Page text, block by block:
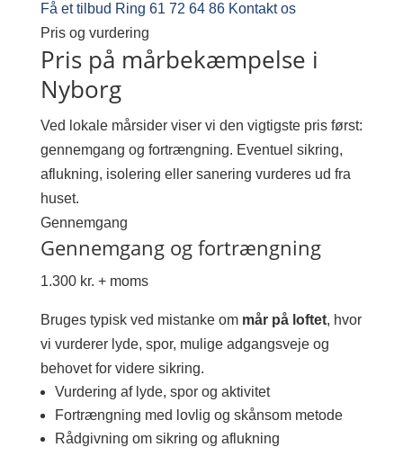
Få et tilbud Ring 61 72 64 86 Kontakt os
Pris og vurdering
Pris på mårbekæmpelse i
Nyborg
Ved lokale mårsider viser vi den vigtigste pris først:
gennemgang og fortrængning. Eventuel sikring,
aflukning, isolering eller sanering vurderes ud fra
huset.
Gennemgang
Gennemgang og fortrængning
1.300 kr. + moms
Bruges typisk ved mistanke om mår på loftet, hvor
vi vurderer lyde, spor, mulige adgangsveje og
behovet for videre sikring.
Vurdering af lyde, spor og aktivitet
Fortrængning med lovlig og skånsom metode
Rådgivning om sikring og aflukning